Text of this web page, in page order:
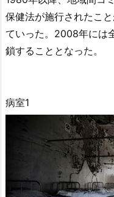
保健法が施行されたこ
ていった。2008年には
鎖することとなった。
病室1